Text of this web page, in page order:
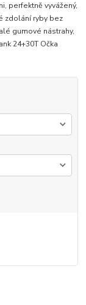
perfektně vyvážený,
zdolání ryby bez
gumové nástrahy,
24+30T Očka